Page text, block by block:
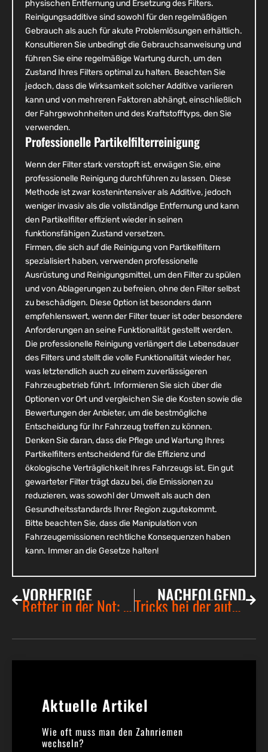
physischen Entfernung und Ersetzung des Filters.
Reinigungsadditive sind sowohl für den regelmäßigen
Gebrauch als auch für akute Problemlösungen erhältlich.
Konsultieren Sie unbedingt die Gebrauchsanweisung und
führen Sie eine regelmäßige Wartung durch, um den
Zustand Ihres Filters optimal zu halten. Beachten Sie
jedoch, dass die Wirksamkeit solcher Additive variieren
kann und von mehreren Faktoren abhängt, einschließlich
der Fahrgewohnheiten und des Kraftstofftyps, den Sie
verwenden.
Professionelle Partikelfilterreinigung
Wenn der Filter stark verstopft ist, erwägen Sie, eine
professionelle Reinigung durchführen zu lassen. Diese
Methode ist zwar kostenintensiver als Additive, jedoch
weniger invasiv als die vollständige Entfernung und kann
den Partikelfilter effizient wieder in seinen
funktionsfähigen Zustand versetzen.
Firmen, die sich auf die Reinigung von Partikelfiltern
spezialisiert haben, verwenden professionelle
Ausrüstung und Reinigungsmittel, um den Filter zu spülen
und von Ablagerungen zu befreien, ohne den Filter selbst
zu beschädigen. Diese Option ist besonders dann
empfehlenswert, wenn der Filter teuer ist oder besondere
Anforderungen an seine Funktionalität gestellt werden.
Die professionelle Reinigung verlängert die Lebensdauer
des Filters und stellt die volle Funktionalität wieder her,
was letztendlich auch zu einem zuverlässigeren
Fahrzeugbetrieb führt. Informieren Sie sich über die
Optionen vor Ort und vergleichen Sie die Kosten sowie die
Bewertungen der Anbieter, um die bestmögliche
Entscheidung für Ihr Fahrzeug treffen zu können.
Denken Sie daran, dass die Pflege und Wartung Ihres
Partikelfilters entscheidend für die Effizienz und
ökologische Verträglichkeit Ihres Fahrzeugs ist. Ein gut
gewarteter Filter trägt dazu bei, die Emissionen zu
reduzieren, was sowohl der Umwelt als auch den
Gesundheitsstandards Ihrer Region zugutekommt.
Bitte beachten Sie, dass die Manipulation von
Fahrzeugemissionen rechtliche Konsequenzen haben
kann. Immer an die Gesetze halten!
VORHERIGE Retter in der Not: Wie eine batterie de secours voiture Ihr Autoleben verlängert NACHFOLGEND
Tricks bei der auto-reparatur: so entfernst du eine pulleyscheibe ohne schlagschrauber
Aktuelle Artikel​
Wie oft muss man den Zahnriemen
wechseln?